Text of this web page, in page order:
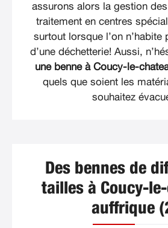
assurons alors la gestion
traitement en centres
surtout lorsque l’on n’habite
d’une déchetterie! Aussi,
une benne à Coucy-le-
quels que soient les
souhaitez
Des bennes de
tailles à Coucy-
auffrique